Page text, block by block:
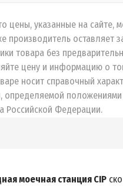
указанные на сайте,
производитель оставляет
товара без
цену и информацию о
носит справочный
определяемой положениями
Российской Федерации.
моечная станция CIP